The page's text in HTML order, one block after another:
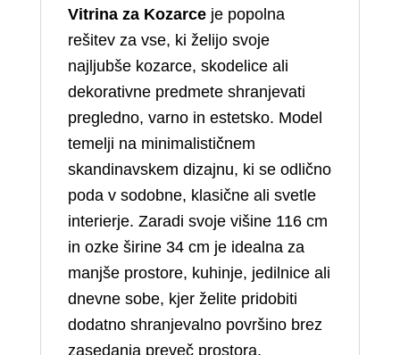
Vitrina za Kozarceje popolna
rešitev za vse, ki želijo svoje
najljubše kozarce, skodelice ali
dekorativne predmete shranjevati
pregledno, varno in estetsko. Model
temelji na minimalističnem
skandinavskem dizajnu, ki se odlično
poda v sodobne, klasične ali svetle
interierje. Zaradi svoje višine 116 cm
in ozke širine 34 cm je idealna za
manjše prostore, kuhinje, jedilnice ali
dnevne sobe, kjer želite pridobiti
dodatno shranjevalno površino brez
zasedanja preveč prostora.